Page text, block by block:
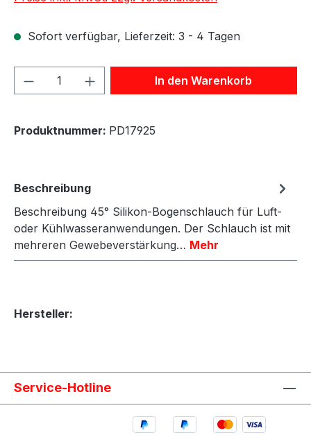
Sofort verfügbar, Lieferzeit: 3 - 4 Tagen
Produkt Anzahl: Gib denIn den Warenkorb
Produktnummer: PD17925
Beschreibung
Beschreibung 45° Silikon-Bogenschlauch für Luft-
oder Kühlwasseranwendungen. Der Schlauch ist mit
mehreren Gewebeverstärkung… Mehr
Hersteller:
Service-Hotline